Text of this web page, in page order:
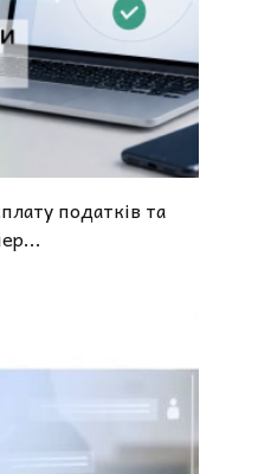
податків та